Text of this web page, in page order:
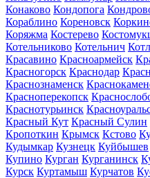
Конаково Кондопога
Кораблино Кореновск
Коряжма Костерево
Котельниково Котельнич
Красавино Красноармейск
Красногорск Краснодар
Краснознаменск
Красноперекопск
Краснотурьинск
Красный Кут Красный Сулин
Кропоткин Крымск Кстово
Кудымкар Кузнецк Куйбышев
Купино Курган Курганинск
Курск Куртамыш Курчатов